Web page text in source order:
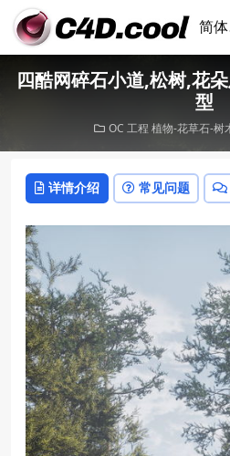
四酷网碎石小道,松树,花
型
OC 工程 植物-花草石-树
详情介绍 常见问题